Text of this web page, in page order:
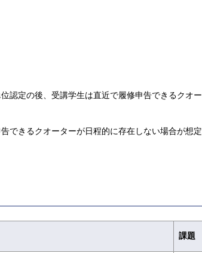
定の後、受講学生は直近で履修申告できるクオ
できるクオーターが日程的に存在しない場合が想
課題